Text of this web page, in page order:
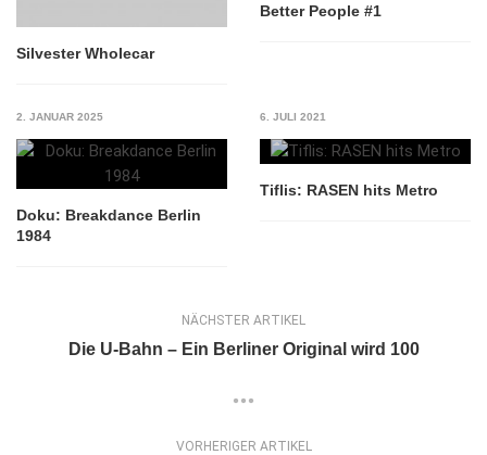
Silvester Wholecar
Better People #1
2. JANUAR 2025
Doku: Breakdance Berlin
1984
6. JULI 2021
Tiflis: RASEN hits Metro
NÄCHSTER ARTIKEL
Die U-Bahn – Ein Berliner Original wird 100
VORHERIGER ARTIKEL